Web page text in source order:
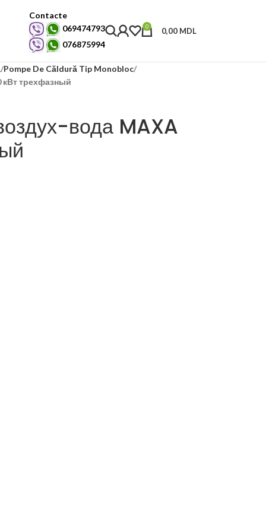
Contacte
069474793
076875994
0 0,00 MDL
Pompe De Căldură Tip Monobloc
кВт трехфазный
вода MAXA